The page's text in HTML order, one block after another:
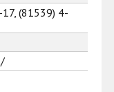
(81539) 4-